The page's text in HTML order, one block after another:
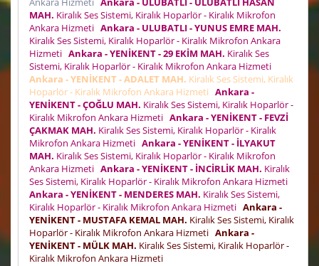
MAH. Kiralık Ses Sistemi, Kiralık Hoparlör - Kiralık Mikrofon
Ankara Hizmeti Ankara - ULUBATLI - YUNUS EMRE MAH.
Kiralık Ses Sistemi, Kiralık Hoparlör - Kiralık Mikrofon Ankara
Hizmeti Ankara - YENİKENT - 29 EKİM MAH. Kiralık Ses
Sistemi, Kiralık Hoparlör - Kiralık Mikrofon Ankara Hizmeti
Ankara - YENİKENT - ADALET MAH. Kiralık Ses Sistemi, Kiralık
Hoparlör - Kiralık Mikrofon Ankara Hizmeti Ankara -
YENİKENT - ÇOĞLU MAH. Kiralık Ses Sistemi, Kiralık Hoparlör -
Kiralık Mikrofon Ankara Hizmeti Ankara - YENİKENT - FEVZİ
ÇAKMAK MAH. Kiralık Ses Sistemi, Kiralık Hoparlör - Kiralık
Mikrofon Ankara Hizmeti Ankara - YENİKENT - İLYAKUT
MAH. Kiralık Ses Sistemi, Kiralık Hoparlör - Kiralık Mikrofon
Ankara Hizmeti Ankara - YENİKENT - İNCİRLİK MAH. Kiralık
Ses Sistemi, Kiralık Hoparlör - Kiralık Mikrofon Ankara Hizmeti
Ankara - YENİKENT - MENDERES MAH. Kiralık Ses Sistemi,
Kiralık Hoparlör - Kiralık Mikrofon Ankara Hizmeti Ankara -
YENİKENT - MUSTAFA KEMAL MAH. Kiralık Ses Sistemi, Kiralık
Hoparlör - Kiralık Mikrofon Ankara Hizmeti Ankara -
YENİKENT - MÜLK MAH. Kiralık Ses Sistemi, Kiralık Hoparlör -
Kiralık Mikrofon Ankara Hizmeti